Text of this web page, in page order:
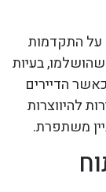
על התקדמות
בעיות
הדיירים
להיווצרות
משתפרת.